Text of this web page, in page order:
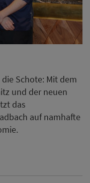
Schote: Mit dem
und der neuen
das
auf namhafte